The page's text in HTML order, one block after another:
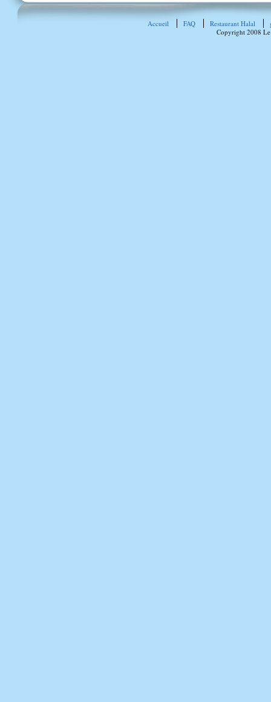
Accueil FAQ Restaurant Halal
Copyright 2008